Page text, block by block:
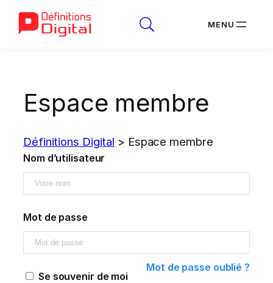
contenu
Espace membre
Définitions Digital > Espace membre
Nom d’utilisateur
Mot de passe
Mot de passe oublié ?
Se souvenir de moi